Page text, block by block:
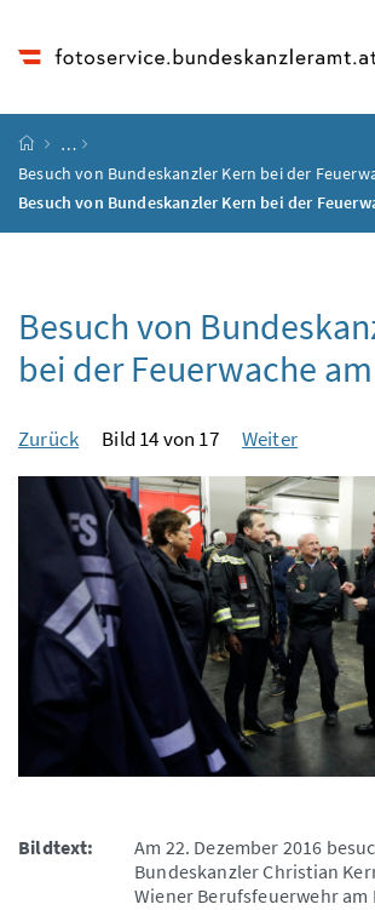
Startseite
…
Besuch von Bundeskanzler Kern bei der
Besuch von Bundeskanzler Kern bei der
Besuch von
bei der Feuerwache
Zurück Bild 14 von 17 Weiter
Bildtext:
Am 22. Dezember 2016
Bundeskanzler Christian
Wiener Berufsfeuerwehr am